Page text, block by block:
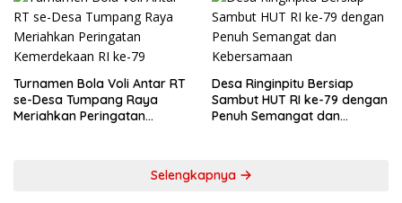
Turnamen Bola Voli Antar RT
se-Desa Tumpang Raya
Meriahkan Peringatan
Desa Ringinpitu Bersiap
Sambut HUT RI ke-79 dengan
Penuh Semangat dan
Selengkapnya